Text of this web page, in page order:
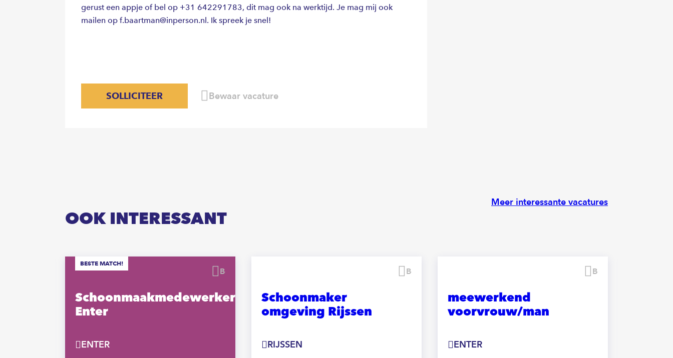
gerust een appje of bel op +31 642291783, dit mag ook na werktijd. Je mag mij ook
mailen op f.baartman@inperson.nl. Ik spreek je snel!
SOLLICITEER Bewaar vacature
OOK INTERESSANT
Schoonmaakmedewerker
Enter
ENTER
Bewaren
BESTE MATCH!
Schoonmaker
omgeving Rijssen
RIJSSEN
Bewaren
meewerkend
voorvrouw/man
ENTER
Bewaren
Meer interessante vacatures